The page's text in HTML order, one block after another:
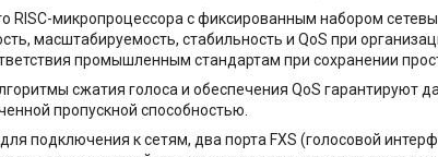
RISC-микропроцессора с фиксированным набором
масштабируемость, стабильность и QoS при
промышленным стандартам при сохранении
сжатия голоса и обеспечения QoS гарантируют
пропускной способностью.
подключения к сетям, два порта FXS (голосовой